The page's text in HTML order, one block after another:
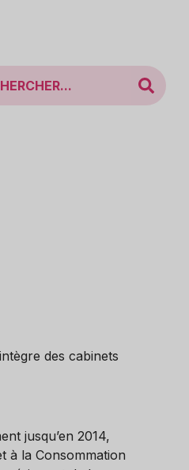
des cabinets
jusqu’en 2014,
à la Consommation